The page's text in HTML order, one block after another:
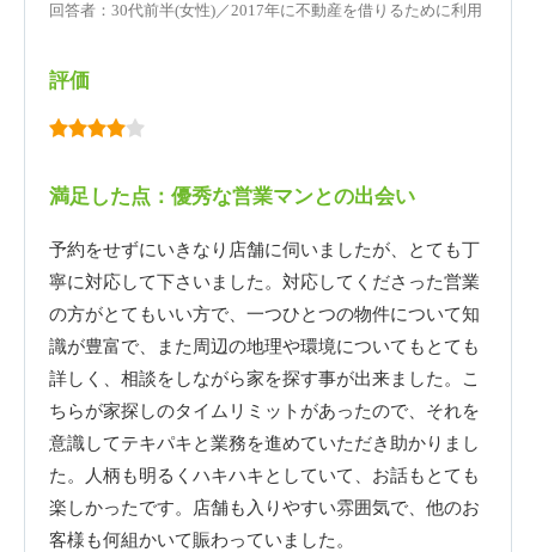
回答者：30代前半(女性)／2017年に不動産を借りるために利用
評価
満足した点：優秀な営業マンとの出会い
予約をせずにいきなり店舗に伺いましたが、とても丁
寧に対応して下さいました。対応してくださった営業
の方がとてもいい方で、一つひとつの物件について知
識が豊富で、また周辺の地理や環境についてもとても
詳しく、相談をしながら家を探す事が出来ました。こ
ちらが家探しのタイムリミットがあったので、それを
意識してテキパキと業務を進めていただき助かりまし
た。人柄も明るくハキハキとしていて、お話もとても
楽しかったです。店舗も入りやすい雰囲気で、他のお
客様も何組かいて賑わっていました。